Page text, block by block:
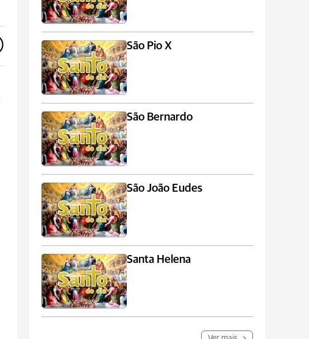
São Pio X
São Bernardo
São João Eudes
Santa Helena